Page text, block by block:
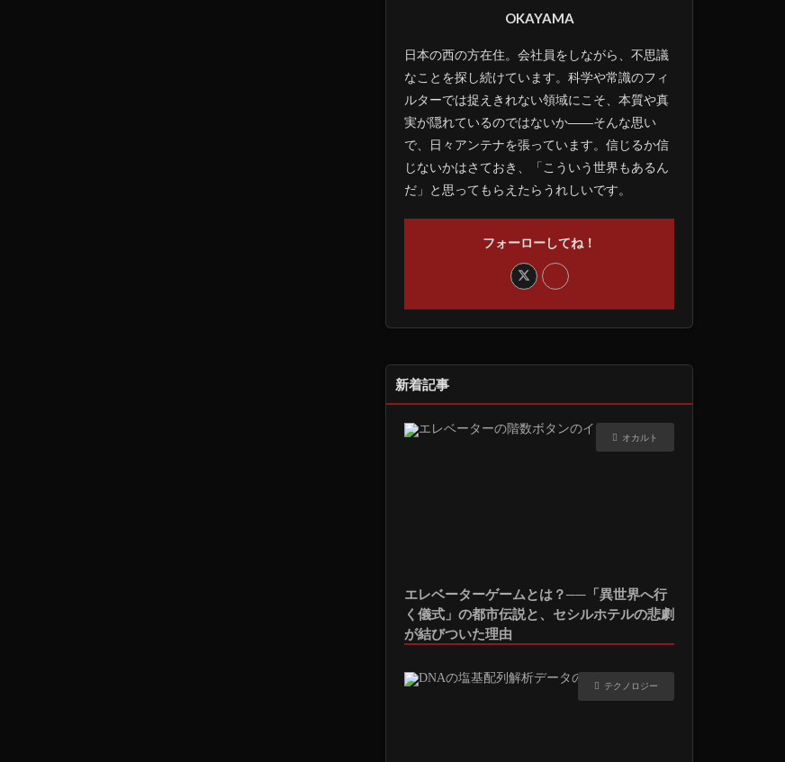
OKAYAMA
日本の西の方在住。会社員をしながら、不思議
なことを探し続けています。科学や常識のフィ
ルターでは捉えきれない領域にこそ、本質や真
実が隠れているのではないか――そんな思い
で、日々アンテナを張っています。信じるか信
じないかはさておき、「こういう世界もあるん
だ」と思ってもらえたらうれしいです。
フォーローしてね！
新着記事
オカルト
エレベーターゲームとは？──「異世界へ行
く儀式」の都市伝説と、セシルホテルの悲劇
が結びついた理由
テクノロジー